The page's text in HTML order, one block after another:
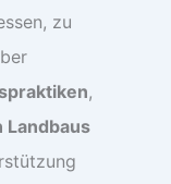
zu
,
Landbaus